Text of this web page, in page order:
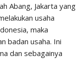
Abang, Jakarta yang
usaha
maka
badan usaha. Ini
dan sebagainya